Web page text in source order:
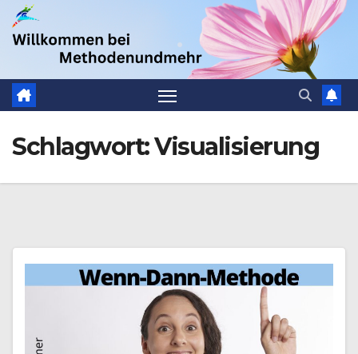
Zum
Inhalt
.
Schlagwort:Visualisierung